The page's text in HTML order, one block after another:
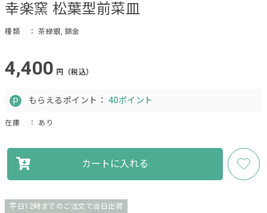
幸楽窯 松葉型前菜皿
種類 ： 茶緑銀, 錦金
4,400 円（税込）
もらえるポイント： 40ポイント
在庫 ： あり
カートに入れる
平日12時までのご注文で当日出荷